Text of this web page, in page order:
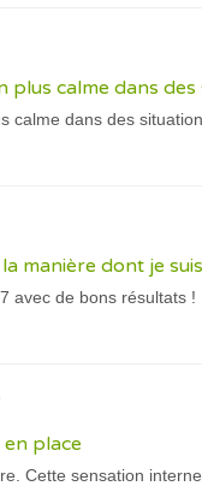
plus calme dans
calme dans des
manière dont je
avec de bons résultats !
place
Cette sensation